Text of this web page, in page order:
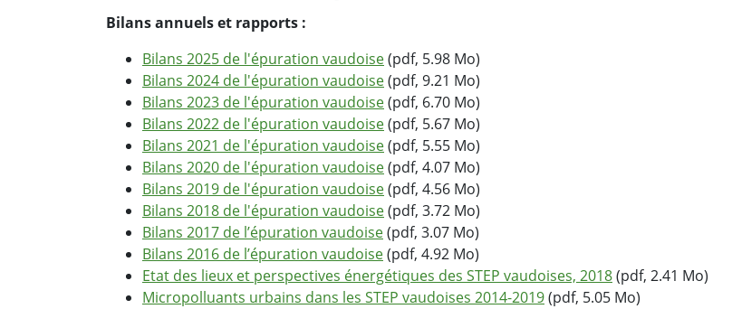
Bilans annuels et rapports :
Bilans 2025 de l'épuration vaudoise(pdf, 5.98 Mo)
Bilans 2024 de l'épuration vaudoise(pdf, 9.21 Mo)
Bilans 2023 de l'épuration vaudoise(pdf, 6.70 Mo)
Bilans 2022 de l'épuration vaudoise(pdf, 5.67 Mo)
Bilans 2021 de l'épuration vaudoise(pdf, 5.55 Mo)
Bilans 2020 de l'épuration vaudoise(pdf, 4.07 Mo)
Bilans 2019 de l'épuration vaudoise(pdf, 4.56 Mo)
Bilans 2018 de l'épuration vaudoise(pdf, 3.72 Mo)
Bilans 2017 de l’épuration vaudoise(pdf, 3.07 Mo)
Bilans 2016 de l’épuration vaudoise(pdf, 4.92 Mo)
Etat des lieux et perspectives énergétiques des STEP vaudoises, 2018(pdf, 2.41 Mo)
Micropolluants urbains dans les STEP vaudoises 2014-2019(pdf, 5.05 Mo)